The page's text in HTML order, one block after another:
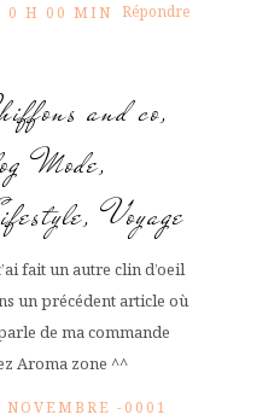
0 H 00 MIN Répondre
and co,
Mode,
Voyage
fait un autre clin d’oeil
un précédent article où
de ma commande
Aroma zone ^^
NOVEMBRE -0001